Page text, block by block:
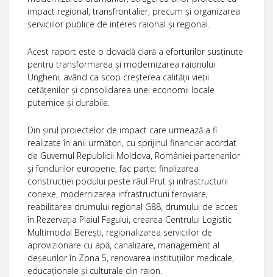
impact regional, transfrontalier, precum și organizarea
serviciilor publice de interes raional și regional.
Acest raport este o dovadă clară a eforturilor susținute
pentru transformarea și modernizarea raionului
Ungheni, având ca scop creșterea calității vieții
cetățenilor și consolidarea unei economii locale
puternice și durabile.
Din șirul proiectelor de impact care urmează a fi
realizate în anii următori, cu sprijinul financiar acordat
de Guvernul Republicii Moldova, României partenerilor
și fondurilor europene, fac parte: finalizarea
construcției podului peste râul Prut și infrastructurii
conexe, modernizarea infrastructurii feroviare,
reabilitarea drumului regional G88, drumului de acces
în Rezervația Plaiul Fagului, crearea Centrului Logistic
Multimodal Berești, regionalizarea serviciilor de
aprovizionare cu apă, canalizare, management al
deșeurilor în Zona 5, renovarea instituțiilor medicale,
educaționale și culturale din raion.